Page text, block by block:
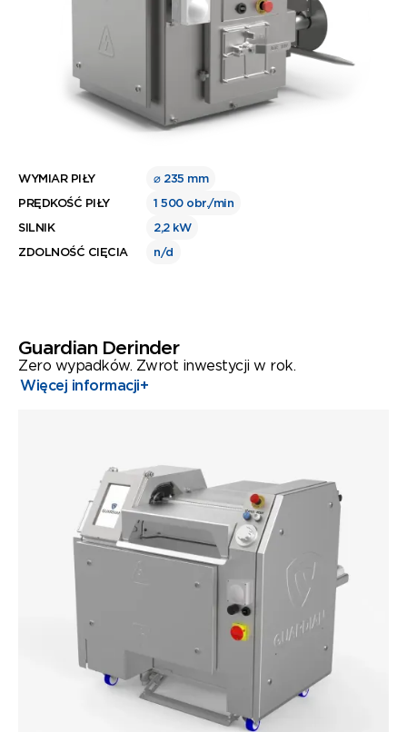
WYMIAR PIŁY
⌀ 235 mm
PRĘDKOŚĆ PIŁY
1 500 obr./min
SILNIK
2,2 kW
ZDOLNOŚĆ CIĘCIA
n/d
Guardian Derinder
Zero wypadków. Zwrot inwestycji w rok.
Więcej informacji+